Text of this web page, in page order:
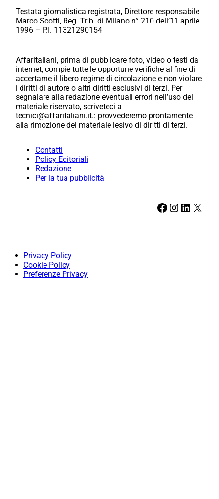
Testata giornalistica registrata, Direttore responsabile
Marco Scotti, Reg. Trib. di Milano n° 210 dell’11 aprile
1996 – P.I. 11321290154
Affaritaliani, prima di pubblicare foto, video o testi da
internet, compie tutte le opportune verifiche al fine di
accertarne il libero regime di circolazione e non violare
i diritti di autore o altri diritti esclusivi di terzi. Per
segnalare alla redazione eventuali errori nell’uso del
materiale riservato, scriveteci a
tecnici@affaritaliani.it.: provvederemo prontamente
alla rimozione del materiale lesivo di diritti di terzi.
Contatti
Policy Editoriali
Redazione
Per la tua pubblicità
Facebook Instagram LinkedIn X
Privacy Policy
Cookie Policy
Preferenze Privacy